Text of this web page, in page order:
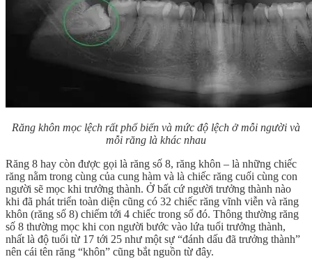
Răng khôn mọc lệch rất phổ biến và mức độ lệch ở mỗi người và
mỗi răng là khác nhau
Răng 8 hay còn được gọi là răng số 8, răng khôn – là những chiếc
răng nằm trong cùng của cung hàm và là chiếc răng cuối cùng con
người sẽ mọc khi trưởng thành. Ở bất cứ người trưởng thành nào
khi đã phát triển toàn diện cũng có 32 chiếc răng vĩnh viễn và răng
khôn (răng số 8) chiếm tới 4 chiếc trong số đó. Thông thường răng
số 8 thường mọc khi con người bước vào lứa tuổi trưởng thành,
nhất là độ tuổi từ 17 tới 25 như một sự “đánh dấu đã trưởng thành”
nên cái tên răng “khôn” cũng bắt nguồn từ đây.